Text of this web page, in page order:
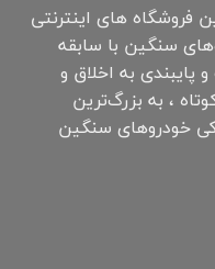
فروشگاه های اینترنتی
سنگین با سابقه
پایبندی به اخلاق و
، به بزرگ‌ترین
خودروهای سنگین